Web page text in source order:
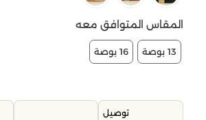
المقاس المتوافق معه
13 بوصة 16 بوصة
توصيل